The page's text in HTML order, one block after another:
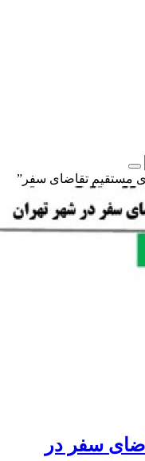
تقاضای سفر”
سفر در